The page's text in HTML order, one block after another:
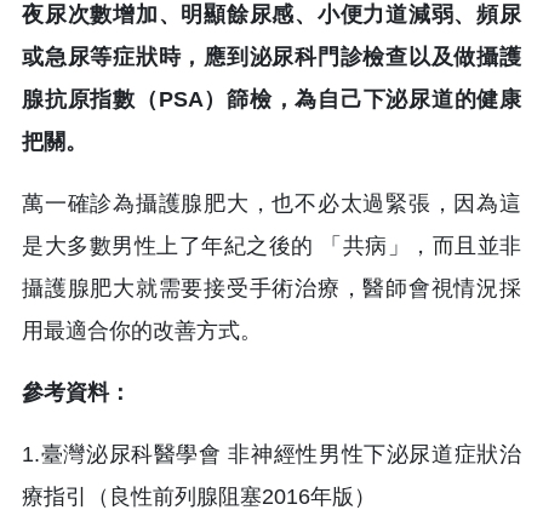
夜尿次數增加、明顯餘尿感、小便力道減弱、頻尿
或急尿等症狀時，應到泌尿科門診檢查以及做攝護
腺抗原指數（PSA）篩檢，為自己下泌尿道的健康
把關。
萬一確診為攝護腺肥大，也不必太過緊張，因為這
是大多數男性上了年紀之後的 「共病」，而且並非
攝護腺肥大就需要接受手術治療，醫師會視情況採
用最適合你的改善方式。
參考資料：
1.臺灣泌尿科醫學會 非神經性男性下泌尿道症狀治
療指引（良性前列腺阻塞2016年版）